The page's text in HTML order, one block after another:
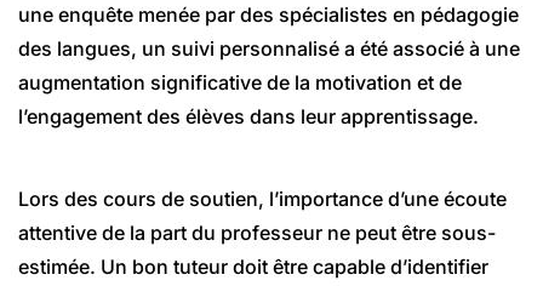
une enquête menée par des spécialistes en pédagogie
des langues, un suivi personnalisé a été associé à une
augmentation significative de la motivation et de
l’engagement des élèves dans leur apprentissage.
Lors des cours de soutien, l’importance d’une écoute
attentive de la part du professeur ne peut être sous-
estimée. Un bon tuteur doit être capable d’identifier